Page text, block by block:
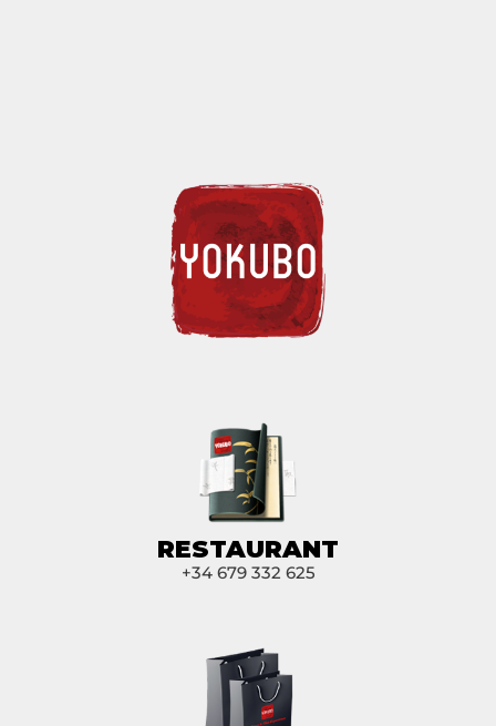
RESTAURANT
+34 679 332 625